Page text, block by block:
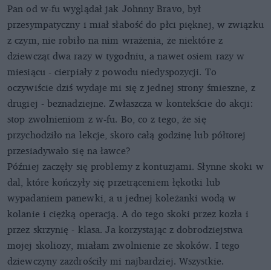
Pan od w-fu wyglądał jak Johnny Bravo, był
przesympatyczny i miał słabość do płci pięknej, w związku
z czym, nie robiło na nim wrażenia, że niektóre z
dziewcząt dwa razy w tygodniu, a nawet osiem razy w
miesiącu - cierpiały z powodu niedyspozycji. To
oczywiście dziś wydaje mi się z jednej strony śmieszne, z
drugiej - beznadziejne. Zwłaszcza w kontekście do akcji:
stop zwolnieniom z w-fu. Bo, co z tego, że się
przychodziło na lekcje, skoro całą godzinę lub półtorej
przesiadywało się na ławce?
Później zaczęły się problemy z kontuzjami. Słynne skoki w
dal, które kończyły się przetrąceniem łękotki lub
wypadaniem panewki, a u jednej koleżanki wodą w
kolanie i ciężką operacją. A do tego skoki przez kozła i
przez skrzynię - klasa. Ja korzystając z dobrodziejstwa
mojej skoliozy, miałam zwolnienie ze skoków. I tego
dziewczyny zazdrościły mi najbardziej. Wszystkie.